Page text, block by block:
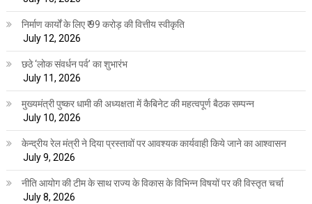
निर्माण कार्यों के लिए ₹ 99 करोड़ की वित्तीय स्वीकृति
July 12, 2026
छठे ‘लोक संवर्धन पर्व’ का शुभारंभ
July 11, 2026
मुख्यमंत्री पुष्कर धामी की अध्यक्षता में कैबिनेट की महत्वपूर्ण बैठक सम्पन्न
July 10, 2026
केन्द्रीय रेल मंत्री ने दिया प्रस्तावों पर आवश्यक कार्यवाही किये जाने का आश्वासन
July 9, 2026
नीति आयोग की टीम के साथ राज्य के विकास के विभिन्न विषयों पर की विस्तृत चर्चा
July 8, 2026